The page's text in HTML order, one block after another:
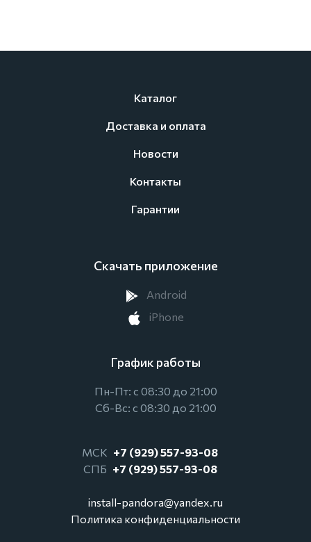
Каталог
Доставка и оплата
Новости
Контакты
Гарантии
Скачать приложение
Android
iPhone
График работы
Пн-Пт: с 08:30 до 21:00
Сб-Вс: с 08:30 до 21:00
МСК +7 (929) 557-93-08
СПБ +7 (929) 557-93-08
install-pandora@yandex.ru
Политика конфиденциальности